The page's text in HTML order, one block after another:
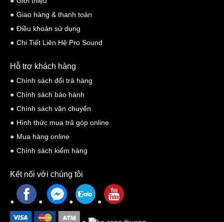
PAD TRÌNH DIỄN
Giống các thế hệ đàn anh. DDJ-RR cũng tích hợp 16 pad cao su
Pad FX, Beat Jump và Slicer
Giao hàng & thanh toán
Điều khoản sử dụng
Chi Tiết Liên Hệ Pro Sound
Hỗ trợ khách hàng
Chính sách đổi trả hàng
Chính sách bảo hành
Chính sách vận chuyển
Hình thức mua trả góp online
Mua hàng online
Chính sách kiểm hàng
Kết nối với chúng tôi